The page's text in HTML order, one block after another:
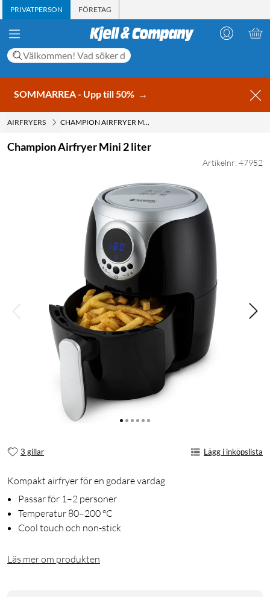
PRIVATPERSON FÖRETAG
SOMMARREA - Upp till 50% →
AIRFRYERS CHAMPION AIRFRYER MINI 2 LITER
Champion Airfryer Mini 2 liter
Artikelnr: 47952
3 gillar Lägg i inköpslista
Kompakt airfryer för en godare vardag
Passar för 1–2 personer
Temperatur 80–200 °C
Cool touch och non-stick
Läs mer om produkten